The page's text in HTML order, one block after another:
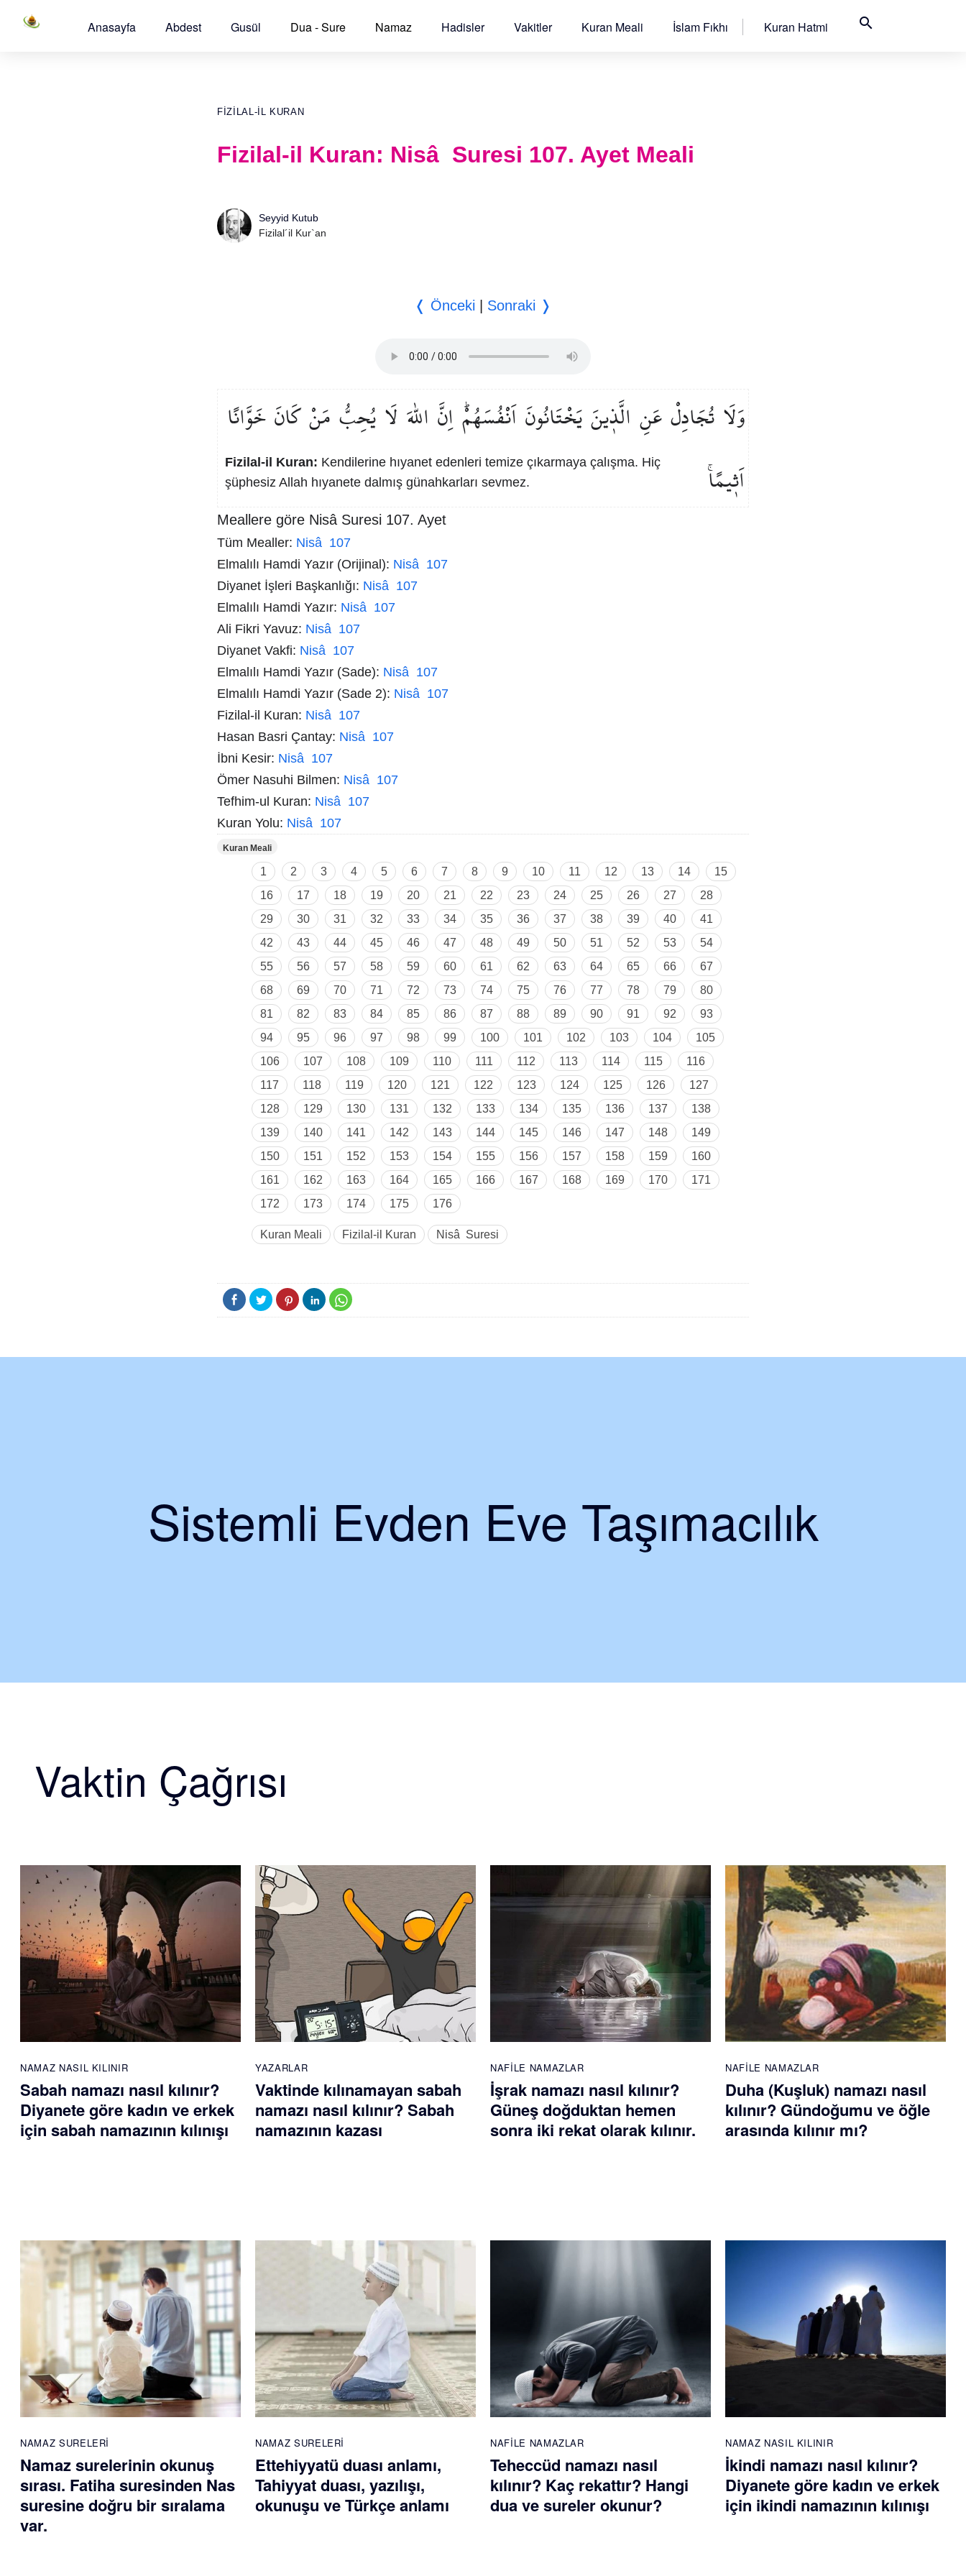
Anasayfa Abdest Gusül Dua - Sure Namaz Hadisler Vakitler Kuran Meali İslam Fıkhı Kuran Hatmi search
FIZILAL-IL KURAN
Fizilal-il Kuran: Nisâ Suresi 107. Ayet Meali
Seyyid Kutub
Fizilal´il Kur`an
❬ Önceki | Sonraki ❭
وَلَا تُجَادِلْعَنِ الَّذ۪ينَيَخْتَانُونَاَنْفُسَهُمْۜاِنَّ اللّٰهَ لَا يُحِبُّ مَنْكَانَخَوَّانًا
اَث۪يمًاۚ
Fizilal-il Kuran: Kendilerine hıyanet edenleri temize çıkarmaya çalışma. Hiç
şüphesiz Allah hıyanete dalmış günahkarları sevmez.
Meallere göre Nisâ Suresi 107. Ayet
Tüm Mealler: Nisâ 107
Elmalılı Hamdi Yazır (Orijinal): Nisâ 107
Diyanet İşleri Başkanlığı: Nisâ 107
Elmalılı Hamdi Yazır: Nisâ 107
Ali Fikri Yavuz: Nisâ 107
Diyanet Vakfi: Nisâ 107
Elmalılı Hamdi Yazır (Sade): Nisâ 107
Elmalılı Hamdi Yazır (Sade 2): Nisâ 107
Fizilal-il Kuran: Nisâ 107
Hasan Basri Çantay: Nisâ 107
İbni Kesir: Nisâ 107
Ömer Nasuhi Bilmen: Nisâ 107
Tefhim-ul Kuran: Nisâ 107
Kuran Yolu: Nisâ 107
Kuran Meali
1 2 3 4 5 6 7 8 9 10 11 12 13 14
15
16
17 18 19 20 21 22 23 24 25 26 27
28
29
30 31 32 33 34 35 36 37 38 39 40
41
42
43 44 45 46 47 48 49 50 51 52 53
54
55
56 57 58 59 60 61 62 63 64 65 66
67
68
69 70 71 72 73 74 75 76 77 78 79
80
81
82 83 84 85 86 87 88 89 90 91 92
93
94
95 96 97 98 99 100 101 102 103 104
105
106
107 108 109 110 111 112 113 114 115
116
117
118 119 120 121 122 123 124 125 126
127
128
129 130 131 132 133 134 135 136 137
138
139
140 141 142 143 144 145 146 147 148
149
150
151 152 153 154 155 156 157 158 159
160
161
162 163 164 165 166 167 168 169 170
171
172
173 174 175 176
Kuran Meali Fizilal-il Kuran Nisâ Suresi
Sistemli Evden Eve Taşımacılık
Vaktin Çağrısı
NAMAZ NASIL KILINIR
Sabah namazı nasıl kılınır?
Diyanete göre kadın ve erkek
için sabah namazının kılınışı
YAZARLAR
Vaktinde kılınamayan sabah
namazı nasıl kılınır? Sabah
namazının kazası
NAFILE NAMAZLAR
İşrak namazı nasıl kılınır?
Güneş doğduktan hemen
sonra iki rekat olarak kılınır.
NAFILE NAMAZLAR
Duha (Kuşluk) namazı nasıl
kılınır? Gündoğumu ve öğle
arasında kılınır mı?
NAMAZ SURELERI
Namaz surelerinin okunuş
sırası. Fatiha suresinden Nas
suresine doğru bir sıralama
var.
NAMAZ SURELERI
Ettehiyyatü duası anlamı,
Tahiyyat duası, yazılışı,
okunuşu ve Türkçe anlamı
NAFILE NAMAZLAR
Teheccüd namazı nasıl
kılınır? Kaç rekattır? Hangi
dua ve sureler okunur?
NAMAZ NASIL KILINIR
İkindi namazı nasıl kılınır?
Diyanete göre kadın ve erkek
için ikindi namazının kılınışı